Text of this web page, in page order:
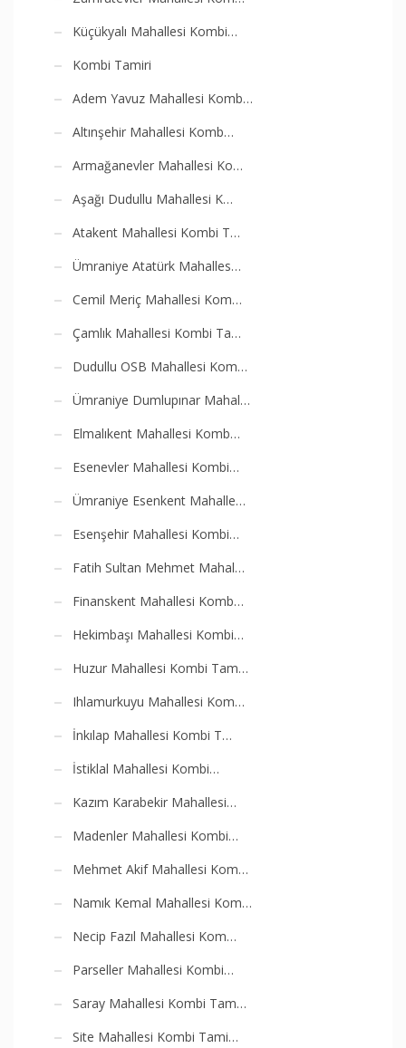
Küçükyalı Mahallesi Kombi…
Kombi Tamiri
Adem Yavuz Mahallesi Komb…
Altınşehir Mahallesi Komb…
Armağanevler Mahallesi Ko…
Aşağı Dudullu Mahallesi K…
Atakent Mahallesi Kombi T…
Ümraniye Atatürk Mahalles…
Cemil Meriç Mahallesi Kom…
Çamlık Mahallesi Kombi Ta…
Dudullu OSB Mahallesi Kom…
Ümraniye Dumlupınar Mahal…
Elmalıkent Mahallesi Komb…
Esenevler Mahallesi Kombi…
Ümraniye Esenkent Mahalle…
Esenşehir Mahallesi Kombi…
Fatih Sultan Mehmet Mahal…
Finanskent Mahallesi Komb…
Hekimbaşı Mahallesi Kombi…
Huzur Mahallesi Kombi Tam…
Ihlamurkuyu Mahallesi Kom…
İnkılap Mahallesi Kombi T…
İstiklal Mahallesi Kombi…
Kazım Karabekir Mahallesi…
Madenler Mahallesi Kombi…
Mehmet Akif Mahallesi Kom…
Namık Kemal Mahallesi Kom…
Necip Fazıl Mahallesi Kom…
Parseller Mahallesi Kombi…
Saray Mahallesi Kombi Tam…
Site Mahallesi Kombi Tami…